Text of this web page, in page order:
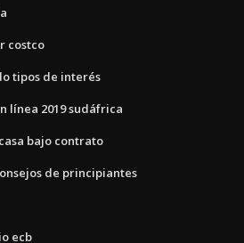
costco
tipos de interés
línea 2019 sudáfrica
bajo contrato
de principiantes
ecb